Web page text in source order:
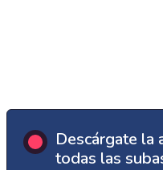
Descárgate la
todas las